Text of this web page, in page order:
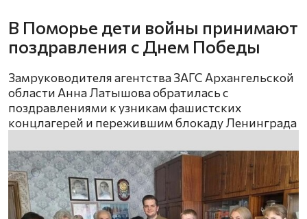
В Поморье дети войны принимают
поздравления с Днем Победы
Замруководителя агентства ЗАГС Архангельской
области Анна Латышова обратилась с
поздравлениями к узникам фашистских
концлагерей и пережившим блокаду Ленинграда